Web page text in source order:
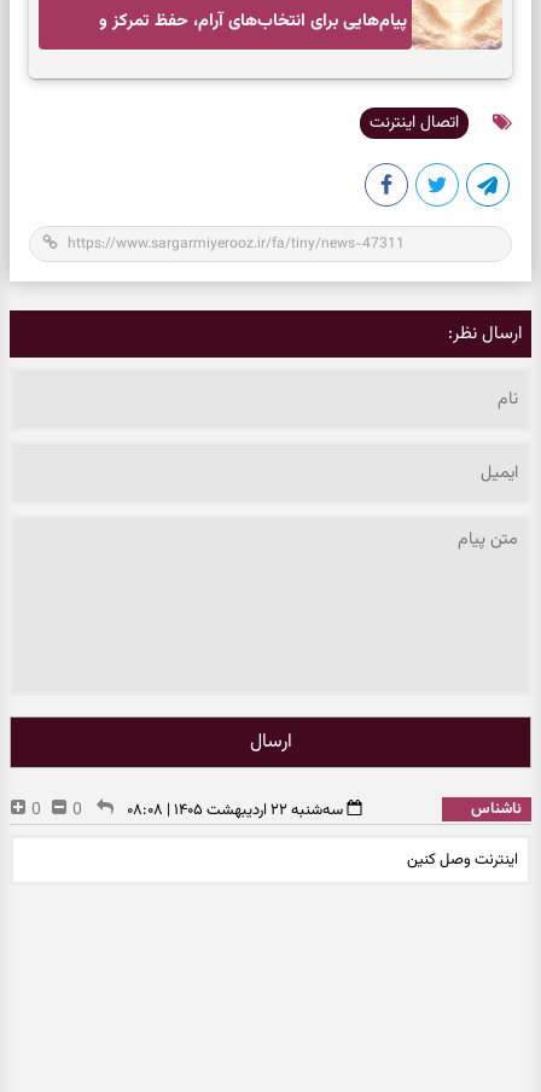
پیام‌هایی برای انتخاب‌های آرام، حفظ تمرکز و
اتصال اینترنت
ارسال نظر:
ارسال
ناشناس سه‌شنبه ۲۲ اردیبهشت ۱۴۰۵ | ۰۸:۰۸ 0
0
اینترنت وصل کنین